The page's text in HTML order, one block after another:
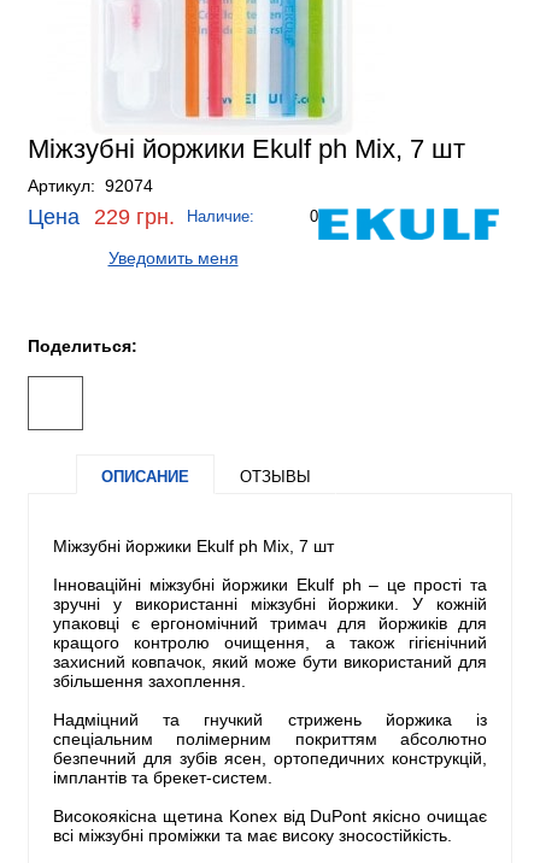
Міжзубні йоржики Ekulf ph Mix, 7 шт
Артикул: 92074
Цена 229 грн. Наличие: 0
Уведомить меня
Поделиться:
ОПИСАНИЕ ОТЗЫВЫ
Міжзубні йоржики Ekulf ph Mix, 7 шт
Інноваційні міжзубні йоржики Ekulf ph – це прості та
зручні у використанні міжзубні йоржики. У кожній
упаковці є ергономічний тримач для йоржиків для
кращого контролю очищення, а також гігієнічний
захисний ковпачок, який може бути використаний для
збільшення захоплення.
Надміцний та гнучкий стрижень йоржика із
спеціальним полімерним покриттям абсолютно
безпечний для зубів ясен, ортопедичних конструкцій,
імплантів та брекет-систем.
Високоякісна щетина Konex від DuPont якісно очищає
всі міжзубні проміжки та має високу зносостійкість.